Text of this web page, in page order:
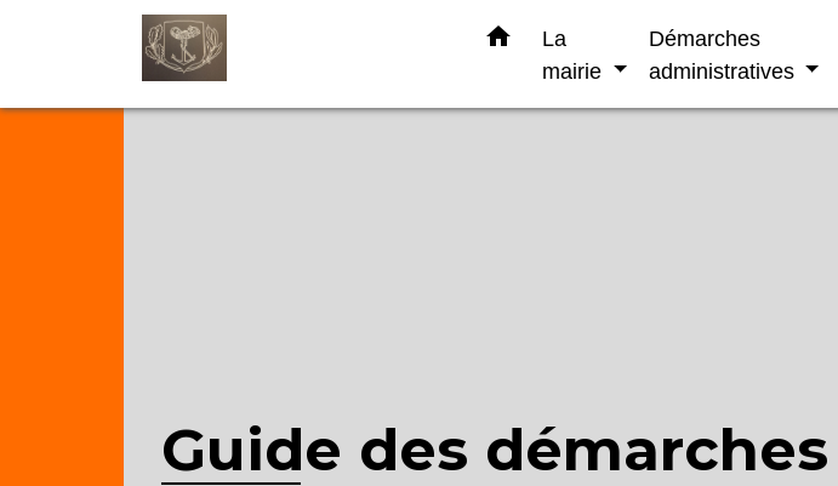
home
La
mairie
Démarches
administratives
Guide des démarches